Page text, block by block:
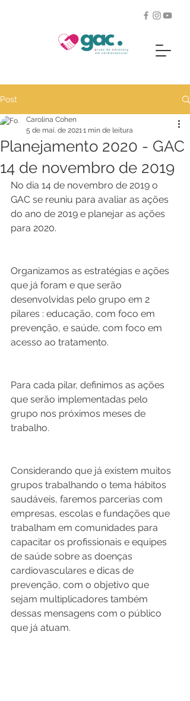
Post
Planejamento 2020 - GAC
14 de novembro de 2019
Carolina Cohen
5 de mai. de 20211 min de leitura
No dia 14 de novembro de 2019 o
GAC se reuniu para avaliar as ações
do ano de 2019 e planejar as ações
para 2020.
Organizamos as estratégias e ações
que já foram e que serão
desenvolvidas pelo grupo em 2
pilares : educação, com foco em
prevenção, e saúde, com foco em
acesso ao tratamento.
Para cada pilar, definimos as ações
que serão implementadas pelo
grupo nos próximos meses de
trabalho.
Considerando que já existem muitos
grupos trabalhando o tema hábitos
saudáveis, faremos parcerias com
empresas, escolas e fundações que
trabalham em comunidades para
capacitar os profissionais e equipes
de saúde sobre as doenças
cardiovasculares e dicas de
prevenção, com o objetivo que
sejam multiplicadores também
dessas mensagens com o público
que já atuam.